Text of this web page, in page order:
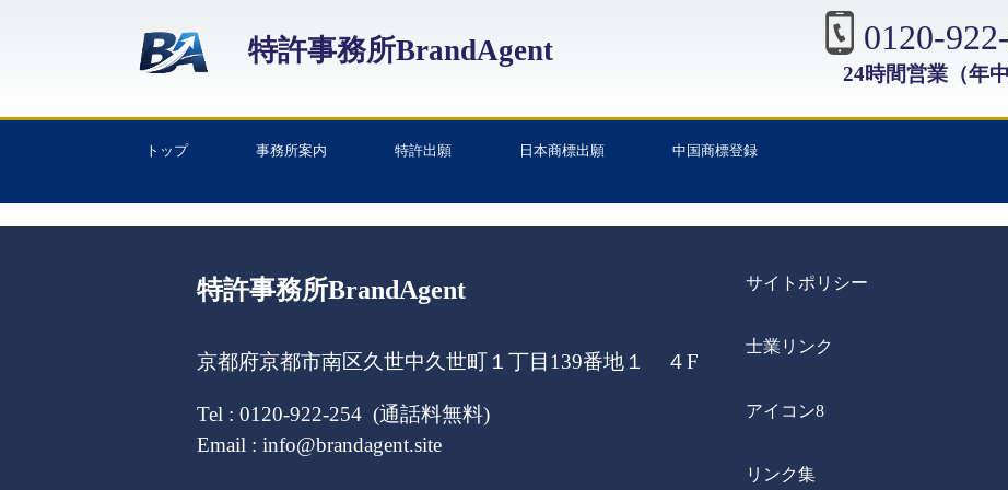
特許事務所BrandAgent 0120-
24時間営業（年中
トップ 事務所案内 特許出願 日本商標出願 中国商標登録
特許事務所BrandAgent
京都府京都市南区久世中久世町１丁目139番地１ ４F
Tel : 0120-922-254 (通話料無料)
Email : info@brandagent.site
サイトポリシー
士業リンク
アイコン8
リンク集